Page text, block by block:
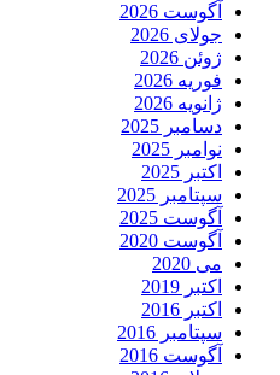
آگوست 2026
جولای 2026
ژوئن 2026
فوریه 2026
ژانویه 2026
دسامبر 2025
نوامبر 2025
اکتبر 2025
سپتامبر 2025
آگوست 2025
آگوست 2020
می 2020
اکتبر 2019
اکتبر 2016
سپتامبر 2016
آگوست 2016